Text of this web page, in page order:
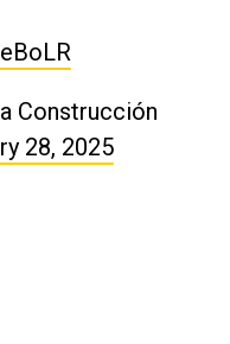
Construcción
28, 2025